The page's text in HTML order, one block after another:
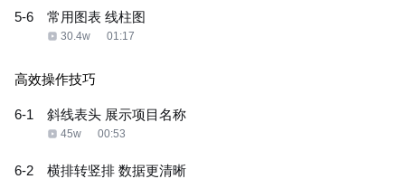
5-6 常用图表 线柱图
30.4w 01:17
高效操作技巧
6-1 斜线表头 展示项目名称
45w 00:53
6-2 横排转竖排 数据更清晰